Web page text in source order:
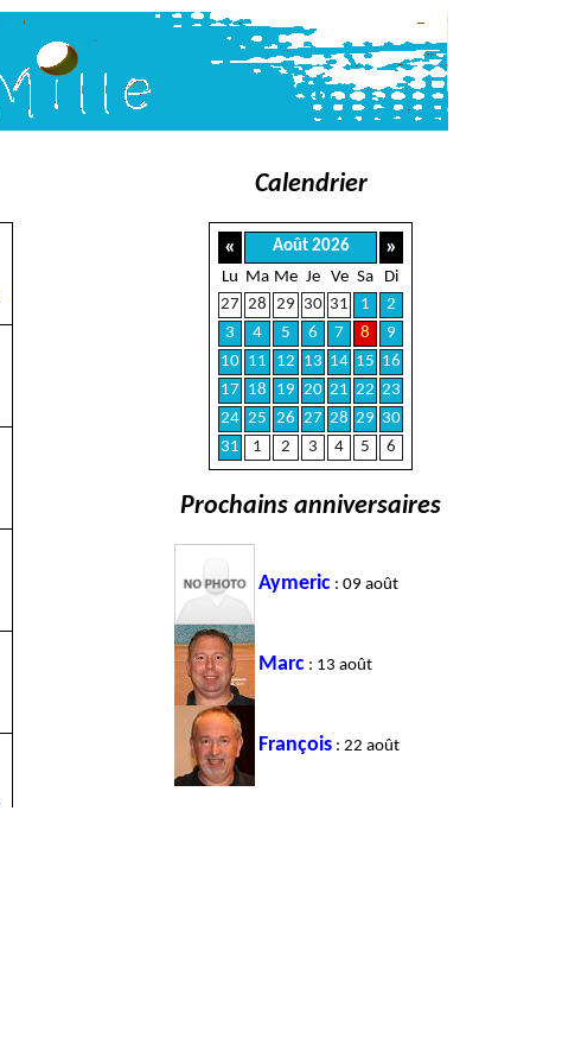
Calendrier
« Août 2026 »
Lu Ma Me Je Ve Sa
Di
27 28 29 30 31 1
2
3
4 5 6 7 8
9
10 11 12 13 14 15 16
17 18 19 20 21 22 23
24 25 26 27 28 29 30
31
1 2 3 4 5 6
Prochains anniversaires
Aymeric : 09 août
Marc : 13 août
François : 22 août